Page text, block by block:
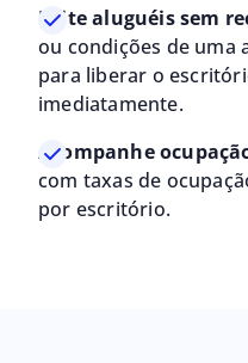
Edite aluguéis sem
ou condições de uma
para liberar o
imediatamente.
Acompanhe
com taxas de
por escritório.